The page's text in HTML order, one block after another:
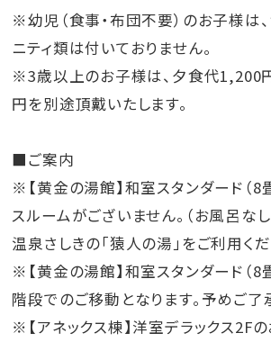
※幼児（食事・布団不要）のお子様は、
ニティ類は付いておりません。
※3歳以上のお子様は、夕食代1,200
円を別途頂戴いたします。
■ご案内
※【黄金の湯館】和室スタンダード（8
スルームがございません。（お風呂なし
温泉さしきの「猿人の湯」をご利用くだ
※【黄金の湯館】和室スタンダード（8
階段でのご移動となります。予めご了
※【アネックス棟】洋室デラックス2F